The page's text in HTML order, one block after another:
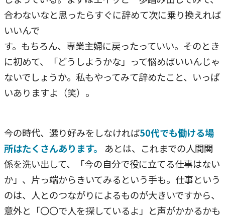
合わないなと思ったらすぐに辞めて次に乗り換えれば
いいんで
す。もちろん、専業主婦に戻ったっていい。そのとき
に初めて、「どうしようかな」って悩めばいいんじゃ
ないでしょうか。私もやってみて辞めたこと、いっぱ
いありますよ（笑）。
今の時代、選り好みをしなければ50代でも働ける場
所はたくさんあります。
あとは、これまでの人間関
係を洗い出して、「今の自分で役に立てる仕事はない
か」、片っ端からきいてみるという手も。仕事という
のは、人とのつながりによるものが大きいですから、
意外と「〇〇で人を探しているよ」と声がかかるかも